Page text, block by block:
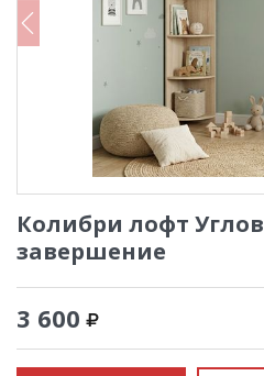
Колибри лофт
завершение
3 600